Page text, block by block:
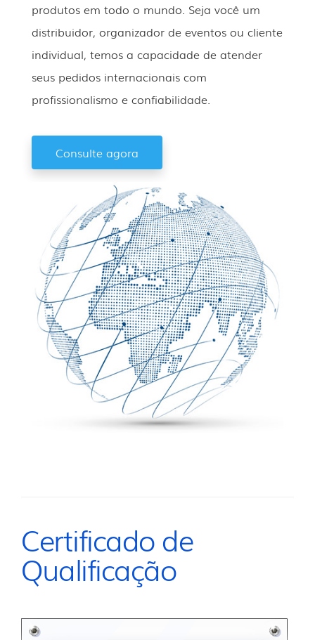
produtos em todo o mundo. Seja você um
distribuidor, organizador de eventos ou cliente
individual, temos a capacidade de atender
seus pedidos internacionais com
profissionalismo e confiabilidade.
Consulte agora
Certificado de
Qualificação